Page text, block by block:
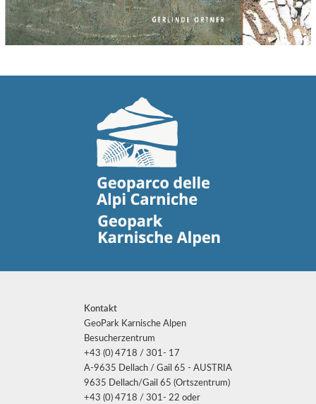
Kontakt
GeoPark Karnische Alpen
Besucherzentrum
+43 (0) 4718 / 301- 17
A-9635 Dellach / Gail 65 - AUSTRIA
9635 Dellach/Gail 65 (Ortszentrum)
+43 (0) 4718 / 301- 22 oder